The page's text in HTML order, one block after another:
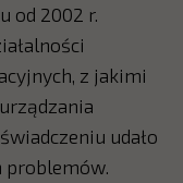
od 2002 r.
z jakimi
udało
problemów.